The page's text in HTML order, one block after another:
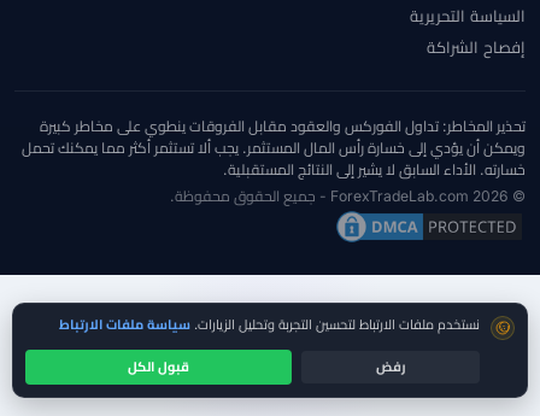
السياسة التحريرية
إفصاح الشراكة
تحذير المخاطر: تداول الفوركس والعقود مقابل الفروقات ينطوي على مخاطر كبيرة
ويمكن أن يؤدي إلى خسارة رأس المال المستثمر. يجب ألا تستثمر أكثر مما يمكنك تحمل
خسارته. الأداء السابق لا يشير إلى النتائج المستقبلية.
© 2026 ForexTradeLab.com - جميع الحقوق محفوظة.
موافقة ملفات تعريف الارتباط
نستخدم ملفات الارتباط لتحسين التجربة وتحليل الزيارات. سياسة ملفات الارتباط
رفض قبول الكل